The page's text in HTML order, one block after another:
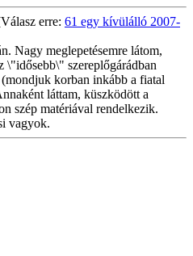
erre: 61 egy kívülálló 2007-
Nagy meglepetésemre látom,
\"idősebb\" szereplőgárádban
korban inkább a fiatal
láttam, küszködött a
szép matériával rendelkezik.
vagyok.